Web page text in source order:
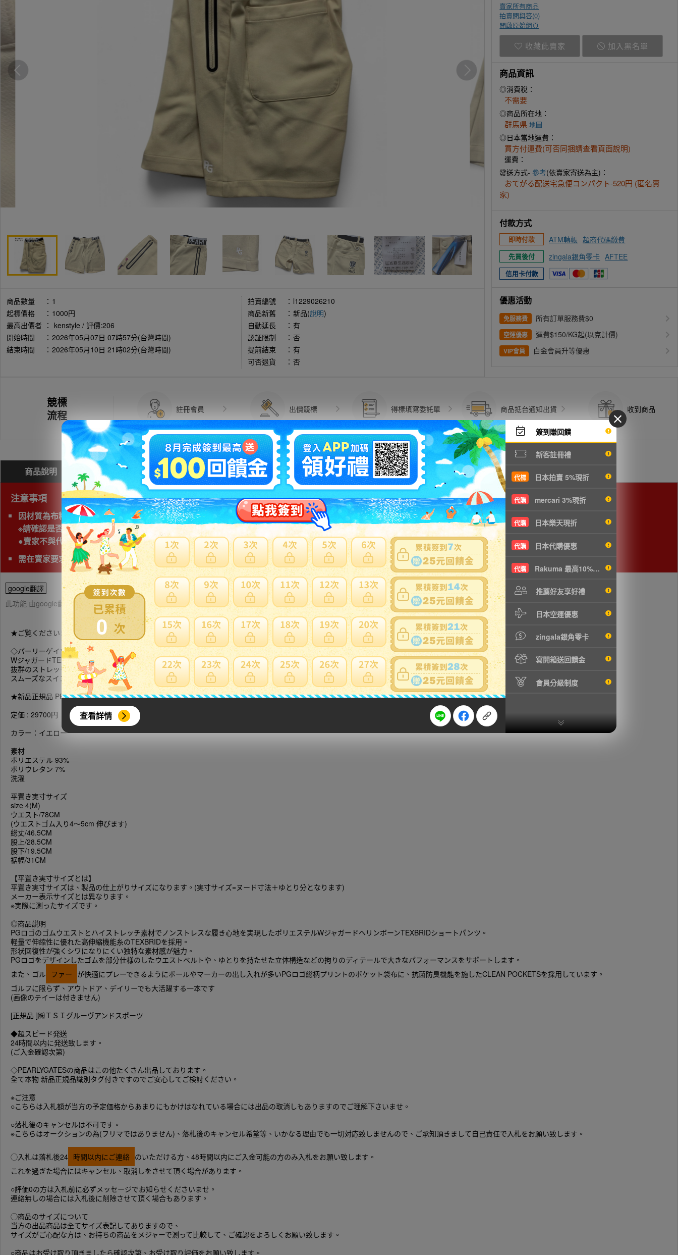
0
查看詳情
簽到賺回饋
新客註冊禮
代標 日本拍賣 5%現折
代購 mercari 3%現折
代購 日本樂天現折
代購 日本代購優惠
代購 Rakuma 最高10%現折
推薦好友享好禮
日本空運優惠
zingala銀角零卡
寫開箱送回饋金
會員分級制度
商品數量 ： 1
起標價格
： 1000円
最高出價者 ： kenstyle / 評價:206
開始時間
： 2026年05月07日 07時57分(台灣時間)
結束時間
： 2026年05月10日 21時02分(台灣時間)
拍賣編號 ： l1229026210
商品新舊
： 新品(說明)
自動延長
： 有
認証限制
： 否
提前結束
： 有
可否退貨
： 否
賣家所有商品
拍賣問與答(0)
開啟原始網頁
收藏此賣家 加入黑名單
商品資訊
◎消費稅：
不需要
◎商品所在地：
群馬県 地圖
◎日本當地運費：
買方付運費(可否同捆請查看頁面說明)
運費：
發送方式- 參考(依賣家寄送為主)：
おてがる配送宅急便コンパクト-520円 (匿名賣
家)
付款方式
即時付款 ATM轉帳 超商代碼繳費
先買後付 zingala銀角零卡 AFTEE
信用卡付款
優惠活動
免服務費 所有訂單服務費$0
空運優惠 運費$150/KG起(以克計價)
VIP會員 白金會員升等優惠
競標
流程
註冊會員 出價競標 得標填寫委託單 商品抵台通知出貨 收到商品
商品說明 問與答( 費用試算 問題商品反映流程
注意事項
因材質為布料/皮革包包類無法海運，限定使用空運運送。
※請確認是否動物毛皮。動物毛皮製品屬於華盛頓條約条約牴觸物品，無法國際運送。
●賣家不與代理業者交易，無法購買。
需在賣家要求時間完成匯款
google翻譯
此功能 由google翻譯提供參考，樂淘不保證翻譯內容之正確性，詳細問題說明請使用商品問與答
★ご覧くださいましてありがとうございます。
◇パーリーゲイツ超オシャレな
WジャガードTEXBRIDショートパンツの出品です。
抜群のストレッチ性、吸収速乾性、履き心地
スムーズなスイングを実現！
★新品正規品 PEARLYGATES/パーリーゲイツ WジャガードヘリンボーンTEXBRIDショートパンツ size4(M) ウエストゴム入り
定価 : 29700円
カラー：イエロー
素材
ポリエステル 93%
ポリウレタン 7%
洗濯
平置き実寸サイズ
size 4(M)
ウエスト/78CM
(ウエストゴム入り4～5cm 伸びます)
総丈/46.5CM
股上/28.5CM
股下/19.5CM
裾幅/31CM
【平置き実寸サイズとは】
平置き実寸サイズは、製品の仕上がりサイズになります。(実寸サイズ=ヌード寸法＋ゆとり分となります)
メーカー表示サイズとは異なります。
※実際に測ったサイズです。
◎商品説明
PGロゴのゴムウエストとハイストレッチ素材でノンストレスな履き心地を実現したポリエステルWジャガードヘリンボーンTEXBRIDショートパンツ。
軽量で伸縮性に優れた高伸縮機能糸のTEXBRIDを採用。
形状回復性が強くシワになりにくい独特な素材感が魅力。
PGロゴをデザインしたゴムを部分仕様のしたウエストベルトや、ゆとりを持たせた立体構造などの拘りのディテールで大きなパフォーマンスをサポートします。
また、ゴル
ファー が快適にプレーできるようにボールやマーカーの出し入れが多いPGロゴ総柄プリントのポケット袋布に、抗菌防臭機能を施したCLEAN POCKETSを採用しています。
ゴルフに限らず、アウトドア、デイリーでも大活躍する一本です
(画像のテイーは付きません)
[正規品 ]㈱ＴＳＩグルーヴアンドスポーツ
◆超スピード発送
24時間以内に発送致します。
(ご入金確認次第)
◇PEARLYGATESの商品はこの他たくさん出品しております。
全て本物 新品正規品識別タグ付きですのでご安心してご検討ください。
※ご注意
○こちらは入札額が当方の予定価格からあまりにもかけはなれている場合には出品の取消しもありますのでご理解下さいませ。
○落札後のキャンセルは不可です。
※こちらはオークションの為(フリマではありません)、落札後のキャンセル希望等、いかなる理由でも一切対応致しませんので、ご承知頂きまして自己責任で入札をお願い致します。
◯入札は落札後24 時間以内にご連絡 のいただける方、48時間以内にご入金可能の方のみ入札をお願い致します。
これを過ぎた場合にはキャンセル、取消しをさせて頂く場合があります。
○評価0の方は入札前に必ずメッセージでお知らせくださいませ。
連絡無しの場合には入札後に削除させて頂く場合もあります。
◯商品のサイズについて
当方の出品商品は全てサイズ表記してありますので、
サイズがご心配な方は、お持ちの商品をメジャーで測って比較して、ご確認をよろしくお願い致します。
○商品はお受け取り頂きましたら確認次第、お受け取り評価をお願い致します。